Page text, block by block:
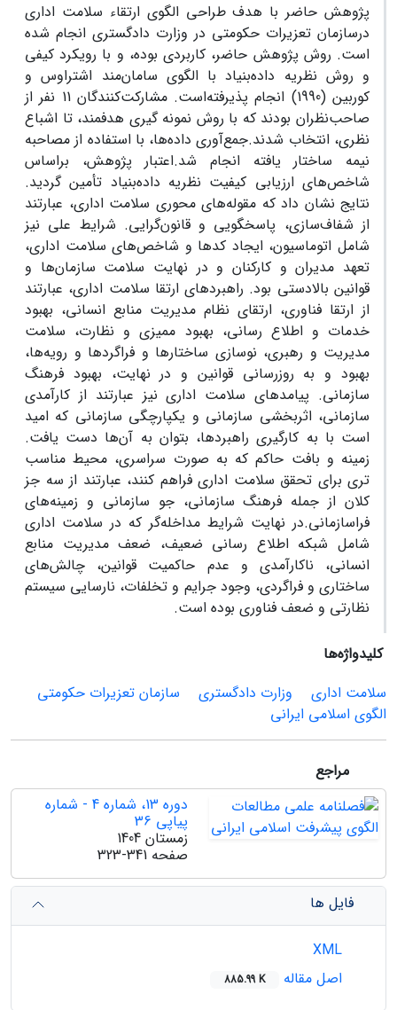
پژوهش حاضر با هدف طراحی الگوی ارتقاء سلامت اداری
درسازمان تعزیرات حکومتی در وزارت دادگستری انجام شده
است. روش پژوهش حاضر، کاربردی بوده، و با رویکرد کیفی
و روش نظریه داده‌بنیاد با الگوی سامان‌مند اشتراوس و
کوربین (1990) انجام پذیرفته‌است. مشارکت‌کنندگان 11 نفر از
صاحب‌نظران بودند که با روش نمونه گیری هدفمند، تا اشباع
نظری، انتخاب شدند.جمع‌آوری داده‌ها، با استفاده از مصاحبه
نیمه ساختار یافته انجام شد.اعتبار پژوهش، براساس
شاخص‌های ارزیابی کیفیت نظریه داده‌بنیاد تأمین گردید.
نتایج نشان داد که مقوله‌های محوری سلامت اداری، عبارتند
از شفاف‌سازی، پاسخگویی و قانون‌گرایی. شرایط علی نیز
شامل اتوماسیون، ایجاد کدها و شاخص‌های سلامت اداری،
تعهد مدیران و کارکنان و در نهایت سلامت سازمان‌ها و
قوانین بالادستی بود. راهبردهای ارتقا سلامت اداری، عبارتند
از ارتقا فناوری، ارتقای نظام مدیریت منابع انسانی، بهبود
خدمات و اطلاع رسانی، بهبود ممیزی و نظارت، سلامت
مدیریت و رهبری، نوسازی ساختارها و فراگردها و رویه‌ها،
بهبود و به روزرسانی قوانین و در نهایت، بهبود فرهنگ
سازمانی. پیامدهای سلامت اداری نیز عبارتند از کارآمدی
سازمانی، اثربخشی سازمانی و یکپارچگی سازمانی که امید
است با به کارگیری راهبردها، بتوان به آن‌ها دست یافت.
زمینه و بافت حاکم که به صورت سراسری، محیط مناسب
تری برای تحقق سلامت اداری فراهم کنند، عبارتند از سه جز
کلان از جمله فرهنگ سازمانی، جو سازمانی و زمینه‌های
فراسازمانی.در نهایت شرایط مداخله‌گر که در سلامت اداری
شامل شبکه اطلاع رسانی ضعیف، ضعف مدیریت منابع
انسانی، ناکارآمدی و عدم حاکمیت قوانین، چالش‌های
ساختاری و فراگردی، وجود جرایم و تخلفات، نارسایی سیستم
نظارتی و ضعف فناوری بوده است.
کلیدواژه‌ها
سلامت اداری
وزارت دادگستری
سازمان تعزیرات حکومتی
الگوی اسلامی ایرانی
مراجع
دوره 13، شماره 4 - شماره
پیاپی 36
زمستان 1404
صفحه 323-341
فایل ها
اصل مقاله
885.99 K